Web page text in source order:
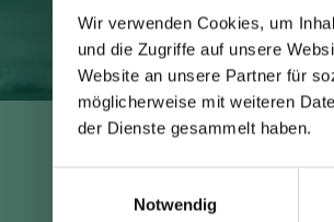
Wir verwenden Cookies, um
und die Zugriffe auf unsere
Website an unsere Partner für
möglicherweise mit weiteren
der Dienste gesammelt haben.
Notwendig